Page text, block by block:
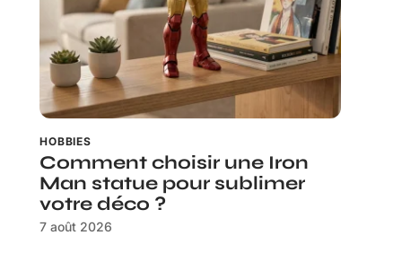
HOBBIES
Comment choisir une Iron
Man statue pour sublimer
votre déco ?
7 août 2026